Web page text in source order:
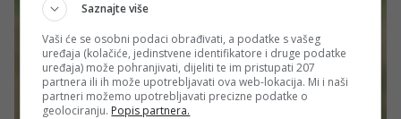
Saznajte više
Vaši će se osobni podaci obrađivati, a podatke s vašeg
uređaja (kolačiće, jedinstvene identifikatore i druge podatke
uređaja) može pohranjivati, dijeliti te im pristupati 207
partnera ili ih može upotrebljavati ova web-lokacija. Mi i naši
partneri možemo upotrebljavati precizne podatke o
geolociranju. Popis partnera.